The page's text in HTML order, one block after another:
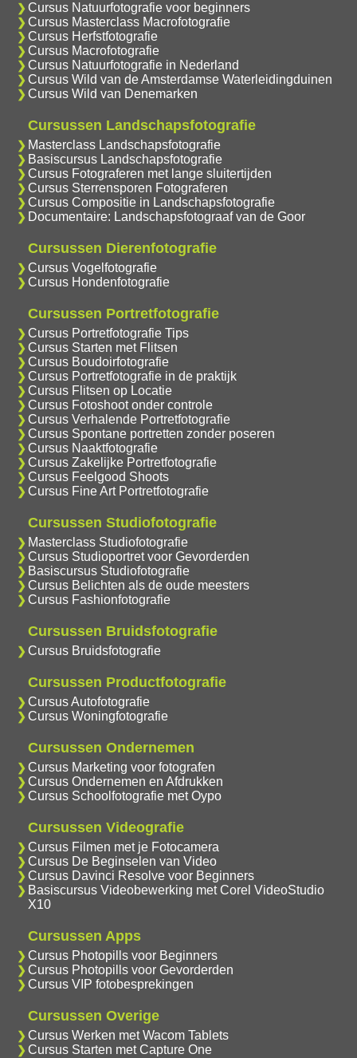
Cursus Natuurfotografie voor beginners
Cursus Masterclass Macrofotografie
Cursus Herfstfotografie
Cursus Macrofotografie
Cursus Natuurfotografie in Nederland
Cursus Wild van de Amsterdamse Waterleidingduinen
Cursus Wild van Denemarken
Cursussen Landschapsfotografie
Masterclass Landschapsfotografie
Basiscursus Landschapsfotografie
Cursus Fotograferen met lange sluitertijden
Cursus Sterrensporen Fotograferen
Cursus Compositie in Landschapsfotografie
Documentaire: Landschapsfotograaf van de Goor
Cursussen Dierenfotografie
Cursus Vogelfotografie
Cursus Hondenfotografie
Cursussen Portretfotografie
Cursus Portretfotografie Tips
Cursus Starten met Flitsen
Cursus Boudoirfotografie
Cursus Portretfotografie in de praktijk
Cursus Flitsen op Locatie
Cursus Fotoshoot onder controle
Cursus Verhalende Portretfotografie
Cursus Spontane portretten zonder poseren
Cursus Naaktfotografie
Cursus Zakelijke Portretfotografie
Cursus Feelgood Shoots
Cursus Fine Art Portretfotografie
Cursussen Studiofotografie
Masterclass Studiofotografie
Cursus Studioportret voor Gevorderden
Basiscursus Studiofotografie
Cursus Belichten als de oude meesters
Cursus Fashionfotografie
Cursussen Bruidsfotografie
Cursus Bruidsfotografie
Cursussen Productfotografie
Cursus Autofotografie
Cursus Woningfotografie
Cursussen Ondernemen
Cursus Marketing voor fotografen
Cursus Ondernemen en Afdrukken
Cursus Schoolfotografie met Oypo
Cursussen Videografie
Cursus Filmen met je Fotocamera
Cursus De Beginselen van Video
Cursus Davinci Resolve voor Beginners
Basiscursus Videobewerking met Corel VideoStudio
X10
Cursussen Apps
Cursus Photopills voor Beginners
Cursus Photopills voor Gevorderden
Cursus VIP fotobesprekingen
Cursussen Overige
Cursus Werken met Wacom Tablets
Cursus Starten met Capture One